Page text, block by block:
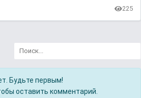
225
Будьте первым!
оставить комментарий.